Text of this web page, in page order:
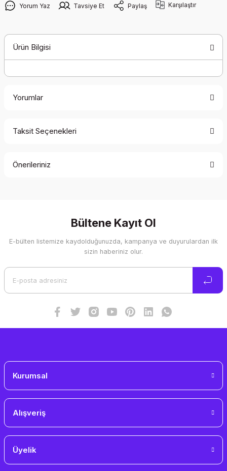
Yorum Yaz Tavsiye Et Paylaş Karşılaştır
Ürün Bilgisi
Yorumlar
Taksit Seçenekleri
Önerileriniz
Görüş ve önerileriniz için teşekkür ederiz.
Ürün resmi kalitesiz, bozuk veya görüntülenemiyor.
Bültene Kayıt Ol
E-bülten listemize kaydolduğunuzda, kampanya ve duyurulardan ilk
sizin haberiniz olur.
Kurumsal
Alışveriş
Üyelik